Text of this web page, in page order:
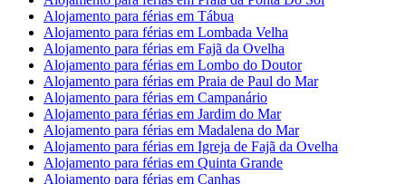
Alojamento para férias em Tábua
Alojamento para férias em Lombada Velha
Alojamento para férias em Fajã da Ovelha
Alojamento para férias em Lombo do Doutor
Alojamento para férias em Praia de Paul do Mar
Alojamento para férias em Campanário
Alojamento para férias em Jardim do Mar
Alojamento para férias em Madalena do Mar
Alojamento para férias em Igreja de Fajã da Ovelha
Alojamento para férias em Quinta Grande
Alojamento para férias em Canhas